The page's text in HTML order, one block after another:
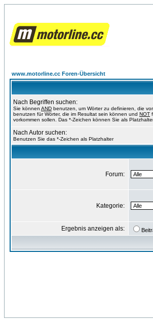
www.motorline.cc Foren-Übersicht
Nach Begriffen suchen:
Sie können AND benutzen, um Wörter zu definieren, die
benutzen für Wörter, die im Resultat sein können und NOT
vorkommen sollen. Das *-Zeichen können Sie als
Nach Autor suchen:
Benutzen Sie das *-Zeichen als Platzhalter
Forum:
Kategorie:
Ergebnis anzeigen als: